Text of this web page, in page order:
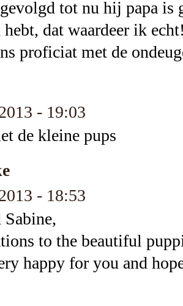
tot nu hij papa is
hebt, dat waardeer ik
proficiat met de
- 19:03
de kleine pups
- 18:53
to the beautiful
happy for you and